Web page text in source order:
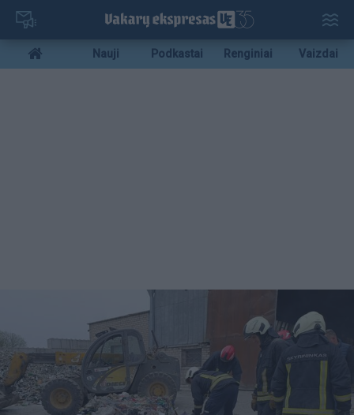
Pereiti
pagrindinį
turinį
Mobile
menu
Nauji Podkastai Renginiai Vaizdai